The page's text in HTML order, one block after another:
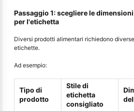
Passaggio 1: scegliere le
per l'etichetta
Diversi prodotti alimentari richiedono
etichette.
Ad esempio:
Tipo di
prodotto
Stile di
etichetta
consigliato